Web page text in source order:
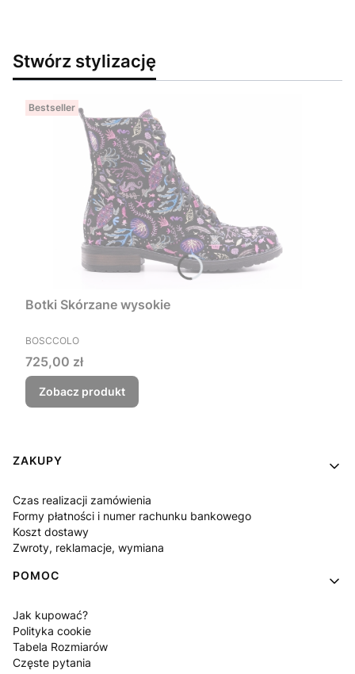
Stwórz stylizację
Bestseller
Botki Skórzane wysokie
PRODUCENT
BOSCCOLO
Cena
725,00 zł
Zobacz produkt
Linki w stopce
ZAKUPY
Czas realizacji zamówienia
Formy płatności i numer rachunku bankowego
Koszt dostawy
Zwroty, reklamacje, wymiana
POMOC
Jak kupować?
Polityka cookie
Tabela Rozmiarów
Częste pytania